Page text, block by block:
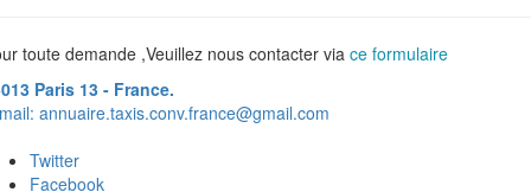
toute demande ,Veuillez nous contacter via ce formulaire
Paris 13 - France.
annuaire.taxis.conv.france@gmail.com
Twitter
Facebook